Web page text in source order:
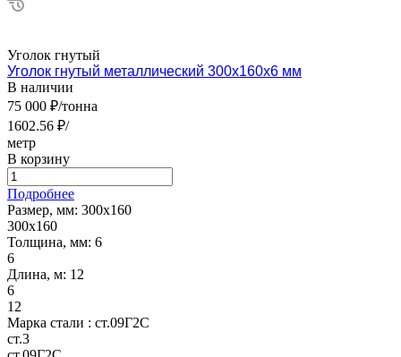
Уголок гнутый
Уголок гнутый металлический 300х160х6 мм
В наличии
75 000 ₽/тонна
1602.56 ₽/
метр
В корзину
Подробнее
Размер, мм: 300х160
300х160
Толщина, мм: 6
6
Длина, м: 12
6
12
Марка стали : ст.09Г2С
ст.3